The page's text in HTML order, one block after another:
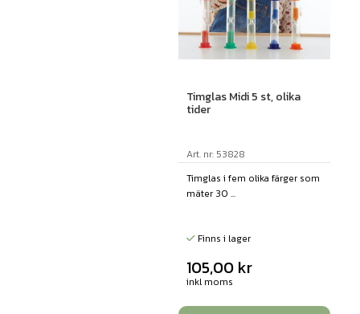
Timglas Midi 5 st, olika
tider
Art. nr: 53828
Timglas i fem olika färger som
mäter 30 ...
Finns i lager
105,00 kr
inkl moms